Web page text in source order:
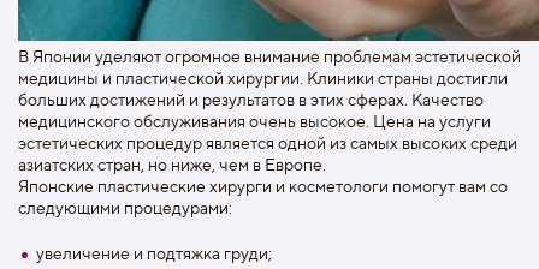
В Японии уделяют огромное внимание проблемам эстетической
медицины и пластической хирургии. Клиники страны достигли
больших достижений и результатов в этих сферах. Качество
медицинского обслуживания очень высокое. Цена на услуги
эстетических процедур является одной из самых высоких среди
азиатских стран, но ниже, чем в Европе.
Японские пластические хирурги и косметологи помогут вам со
следующими процедурами:
увеличение и подтяжка груди;